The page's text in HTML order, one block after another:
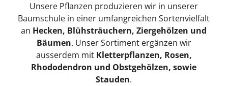
Unsere Pflanzen produzieren wir in unserer
Baumschule in einer umfangreichen Sortenvielfalt
an Hecken, Blühsträuchern, Ziergehölzen und
Bäumen. Unser Sortiment ergänzen wir
ausserdem mit Kletterpflanzen, Rosen,
Rhododendron und Obstgehölzen, sowie
Stauden.